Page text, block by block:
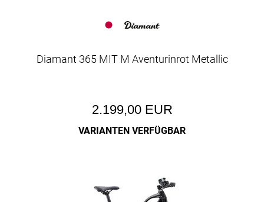
Diamant 365 MIT M Aventurinrot Metallic
2.199,00 EUR
VARIANTEN VERFÜGBAR